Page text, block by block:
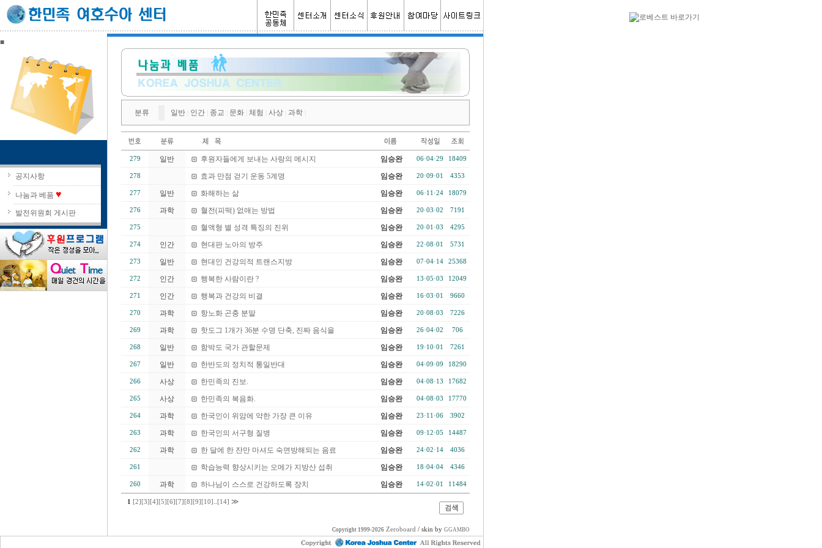
■
공지사항
나눔과 베품 ♥
발전위원회 게시판
분류 일반 인간 종교 문화 체험 사상 과학
279 일반 후원자들에게 보내는 사랑의 메시지 임승완 06·04·29 18409
278 효과 만점 걷기 운동 5계명 임승완 20·09·01 4353
277 일반 화해하는 삶 임승완 06·11·24 18079
276 과학 혈전(피떡) 없애는 방법 임승완 20·03·02 7191
275 혈액형 별 성격 특징의 진위 임승완 20·01·03 4295
274 인간 현대판 노아의 방주 임승완 22·08·01 5731
273 일반 현대인 건강의적 트랜스지방 임승완 07·04·14 25368
272 인간 행복한 사람이란 ? 임승완 13·05·03 12049
271 인간 행복과 건강의 비결 임승완 16·03·01 9660
270 과학 항노화 곤충 분말 임승완 20·08·03 7226
269 과학 핫도그 1개가 36분 수명 단축, 진짜 음식을 임승완 26·04·02 706
268 일반 함박도 국가 관할문제 임승완 19·10·01 7261
267 일반 한반도의 정치적 통일반대 임승완 04·09·09 18290
266 사상 한민족의 진보. 임승완 04·08·13 17682
265 사상 한민족의 복음화. 임승완 04·08·03 17770
264 과학 한국인이 위암에 약한 가장 큰 이유 임승완 23·11·06 3902
263 과학 한국인의 서구형 질병 임승완 09·12·05 14487
262 과학 한 달에 한 잔만 마셔도 숙면방해되는 음료 임승완 24·02·14 4036
261 학습능력 향상시키는 오메가 지방산 섭취 임승완 18·04·04 4346
260 과학 하나님이 스스로 건강하도록 장치 임승완 14·02·01 11484
1 [2] [3] [4] [5] [6] [7] [8] [9] [10] [14] ≫
Copyright 1999-2026 Zeroboard / skin by GGAMBO